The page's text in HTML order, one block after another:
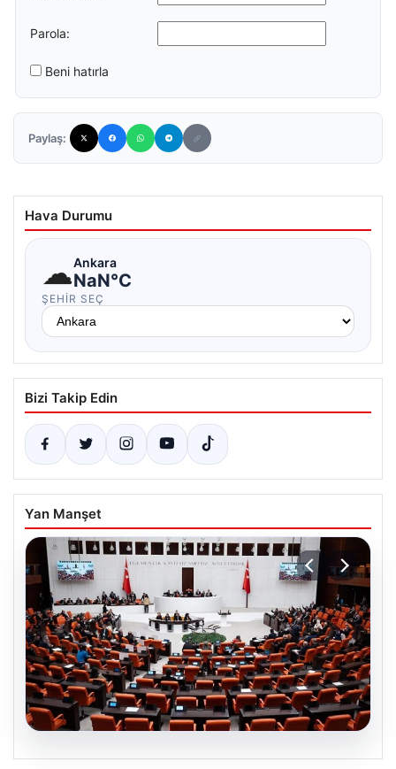
Parola:
Beni hatırla
Paylaş:
Hava Durumu
☁Ankara
NaN°C
ŞEHIR SEÇ
Bizi Takip Edin
Yan Manşet
09.08.2026